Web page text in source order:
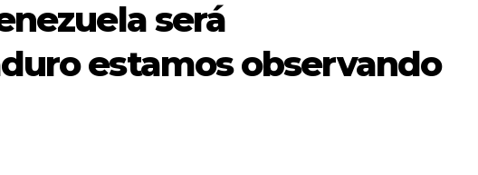
será
estamos observando